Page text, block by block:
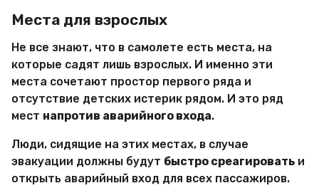
Места для взрослых
Не все знают, что в самолете есть места, на
которые садят лишь взрослых. И именно эти
места сочетают простор первого ряда и
отсутствие детских истерик рядом. И это ряд
мест напротив аварийного входа.
Люди, сидящие на этих местах, в случае
эвакуации должны будут быстро среагировать и
открыть аварийный вход для всех пассажиров.